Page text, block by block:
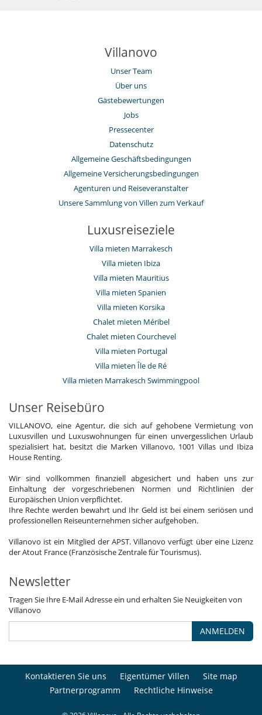
Villanovo
Unser Team
Über uns
Gästebewertungen
Jobs
Pressecenter
Datenschutz
Allgemeine Geschäftsbedingungen
Allgemeine Versicherungsbedingungen
Agenturen und Reiseveranstalter
Unsere Sammlung von Villen zum Verkauf
Luxusreiseziele
Villa mieten Marrakesch
Villa mieten Ibiza
Villa mieten Mauritius
Villa mieten Spanien
Villa mieten Korsika
Chalet mieten Méribel
Chalet mieten Courchevel
Villa mieten Portugal
Villa mieten Île de Ré
Villa mieten Marrakesch Swimmingpool
Unser Reisebüro
VILLANOVO, eine Agentur, die sich auf gehobene Vermietung von
Luxusvillen und Luxuswohnungen für einen unvergesslichen Urlaub
spezialisiert hat, besitzt die Marken Villanovo, 1001 Villas und Ibiza
House Renting.
Wir sind vollkommen finanziell abgesichert und haben uns zur
Einhaltung der vorgeschriebenen Normen und Richtlinien der
Europäischen Union verpflichtet.
Ihre Rechte werden bewahrt und Ihr Geld ist bei einem seriösen und
professionellen Reiseunternehmen sicher aufgehoben.
Villanovo ist ein Mitglied der APST. Villanovo verfügt über eine Lizenz
der Atout France (Französische Zentrale für Tourismus).
Newsletter
Tragen Sie Ihre E-Mail Adresse ein und erhalten Sie Neuigkeiten von
Villanovo
ANMELDEN
Kontaktieren Sie uns Eigentümer Villen
Site map
Partnerprogramm
Rechtliche Hinweise